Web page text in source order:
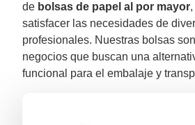
de bolsas de papel al por mayor
satisfacer las necesidades de
profesionales. Nuestras bolsas
negocios que buscan una
funcional para el embalaje y